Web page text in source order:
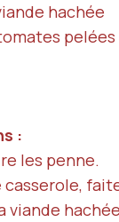
hachée
pelées
:
les penne.
casserole,
viande